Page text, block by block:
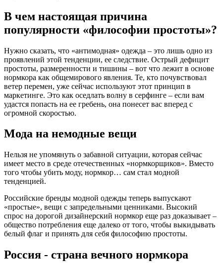
В чем настоящая причина
популярности «философии простоты»?
Нужно сказать, что «антимодная» одежда – это лишь одно из
проявлений этой тенденции, ее следствие. Острый дефицит
простоты, размеренности и тишины – вот что лежит в основе
нормкора как общемирового явления. Те, кто почувствовал
ветер перемен, уже сейчас используют этот принцип в
маркетинге. Это как оседлать волну в серфинге – если вам
удастся попасть на ее гребень, она понесет вас вперед с
огромной скоростью.
Мода на немодные вещи
Нельзя не упомянуть о забавной ситуации, которая сейчас
имеет место в среде отечественных «нормкорщиков». Вместо
того чтобы убить моду, нормкор… сам стал модной
тенденцией.
Российские бренды модной одежды теперь выпускают
«простые», вещи с запредельными ценниками. Высокий
спрос на дорогой дизайнерский нормкор еще раз доказывает –
общество потребления еще далеко от того, чтобы выкидывать
белый флаг и принять для себя философию простоты.
Россия - страна вечного нормкора